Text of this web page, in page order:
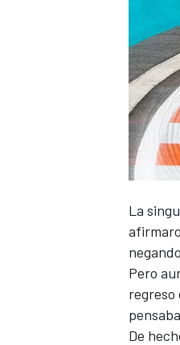
NASCAR
La
Pero
regreso
De